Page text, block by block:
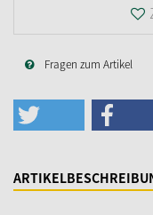
Fragen zum Artikel